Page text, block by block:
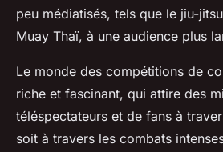
peu médiatisés, tels que le jiu-
Muay Thaï, à une audience plus
Le monde des compétitions de
riche et fascinant, qui attire des
téléspectateurs et de fans à
soit à travers les combats